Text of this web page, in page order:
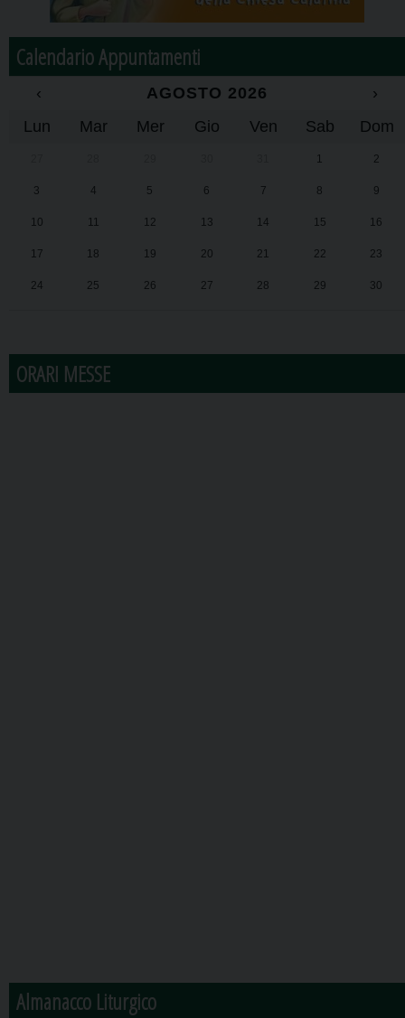
Calendario Appuntamenti
‹ AGOSTO 2026
›
Lun
Mar Mer Gio Ven Sab Dom
1 2
3 4 5 6 7 8 9
10 11 12 13 14 15 16
17 18 19 20 21 22 23
24 25 26 27 28 29 30
ORARI MESSE
Almanacco Liturgico